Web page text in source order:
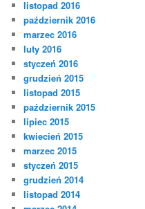
listopad 2016
październik 2016
marzec 2016
luty 2016
styczeń 2016
grudzień 2015
listopad 2015
październik 2015
lipiec 2015
kwiecień 2015
marzec 2015
styczeń 2015
grudzień 2014
listopad 2014